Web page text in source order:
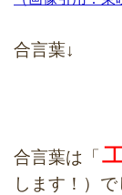
合言葉↓
合言葉は「
します！）で